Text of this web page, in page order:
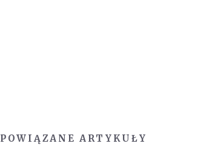
POWIĄZANE ARTYKUŁY